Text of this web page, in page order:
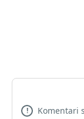
! Komentari